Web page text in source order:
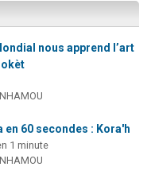
nous apprend l’art
en 60 secondes : Kora'h
1 minute